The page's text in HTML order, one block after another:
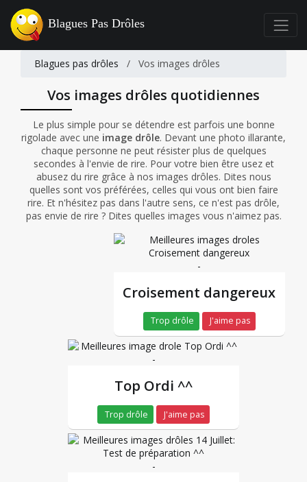
Blagues Pas Drôles
Blagues pas drôles / Vos images drôles
Vos images drôles quotidiennes
Le plus simple pour se détendre est parfois une bonne
rigolade avec une image drôle. Devant une photo illarante,
chaque personne ne peut résister plus de quelques
secondes à l'envie de rire. Pour votre bien être usez et
abusez du rire grâce à nos images drôles. Dites nous
quelles sont vos préférées, celles qui vous ont bien faire
rire. Et n'hésitez pas dans l'autre sens, ce n'est pas drôle,
pas envie de rire ? Dites quelles images vous n'aimez pas.
-
Croisement dangereux
Trop drôle J'aime pas
-
Top Ordi ^^
Trop drôle J'aime pas
-